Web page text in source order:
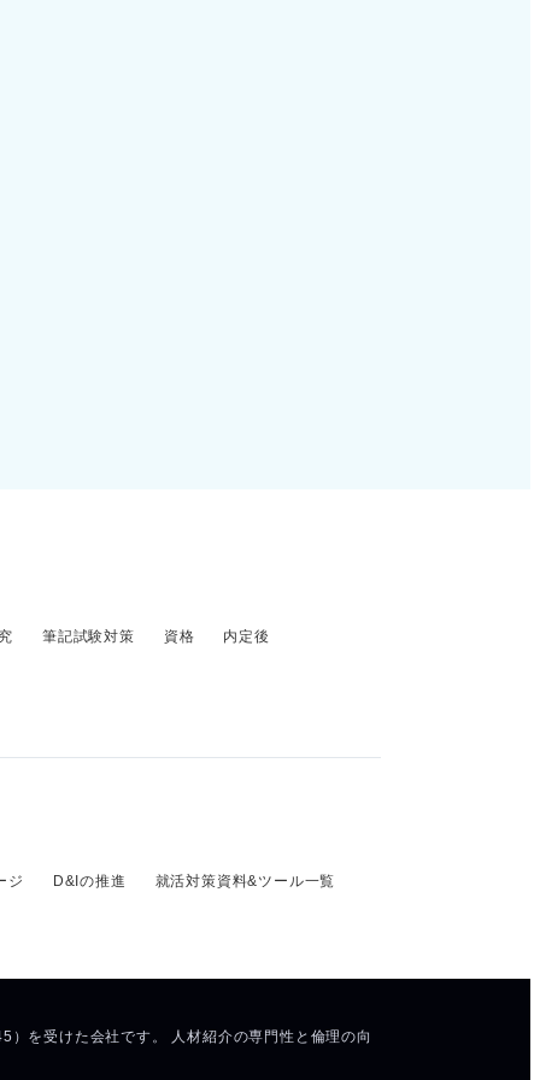
筆記試験対策 資格 内定後
ジ D&Iの推進 就活対策資料&ツール一覧